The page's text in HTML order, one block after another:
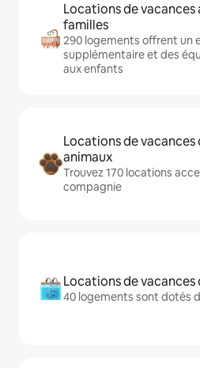
Locations de vacances
familles
290 logements offrent un
supplémentaire et des
aux enfants
Locations de
animaux
Trouvez 170 locations
compagnie
Locations de
40 logements sont dotés